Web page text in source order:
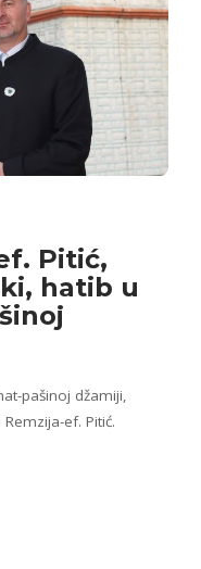
Pitić,
hatib u
pašinoj džamiji,
ef. Pitić.